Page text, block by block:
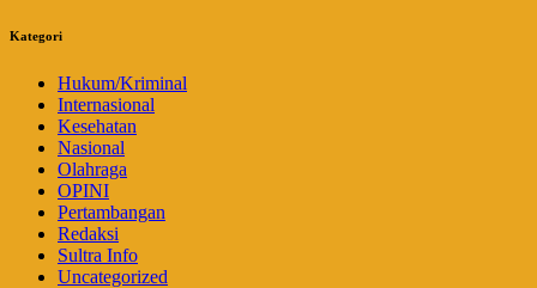
Kategori
Hukum/Kriminal
Internasional
Kesehatan
Nasional
Olahraga
OPINI
Pertambangan
Redaksi
Sultra Info
Uncategorized